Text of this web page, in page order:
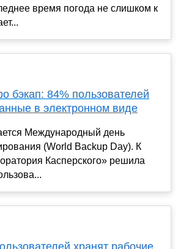
время погода не слишком к
бэкап: 84% пользователей
в электронном виде
Международный день
(World Backup Day). К
Касперского» решила
хранят рабочие